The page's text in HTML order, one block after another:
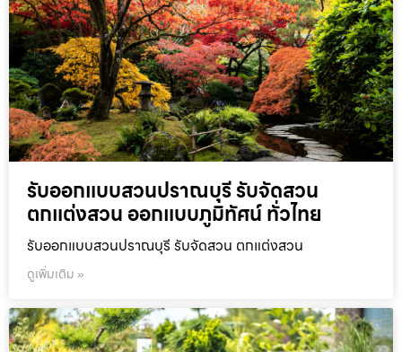
รับออกแบบสวนปราณบุรี รับจัดสวน
ตกแต่งสวน ออกแบบภูมิทัศน์ ทั่วไทย
รับออกแบบสวนปราณบุรี รับจัดสวน ตกแต่งสวน
ดูเพิ่มเติม »